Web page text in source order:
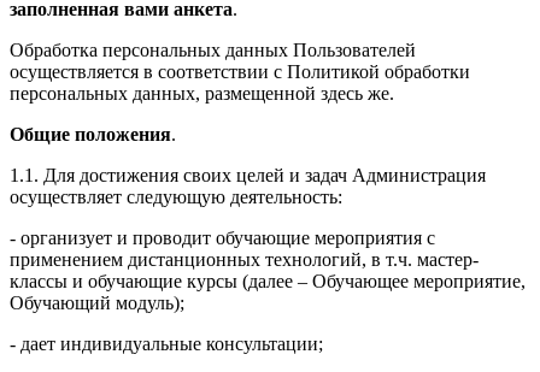
заполненная вами анкета.
Обработка персональных данных Пользователей
осуществляется в соответствии с Политикой обработки
персональных данных, размещенной здесь же.
Общие положения.
1.1. Для достижения своих целей и задач Администрация
осуществляет следующую деятельность:
- организует и проводит обучающие мероприятия с
применением дистанционных технологий, в т.ч. мастер-
классы и обучающие курсы (далее – Обучающее мероприятие,
Обучающий модуль);
- дает индивидуальные консультации;